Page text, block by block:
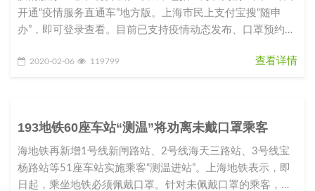
开通“疫情服务直通车”地方版。上海市民上支付宝搜“随申
办”，即可登录查看。目前已支持疫情动态发布、口罩预约配
2020-02-06 119799 查看详情
193地铁60座车站“测温”将劝离未戴口罩乘客
海地铁再新增1号线新闸路站、2号线海天三路站、3号线宝
杨路站等51座车站实施乘客“测温进站”。上海地铁表示，即
日起，乘坐地铁必须佩戴口罩。针对未佩戴口罩的乘客，上